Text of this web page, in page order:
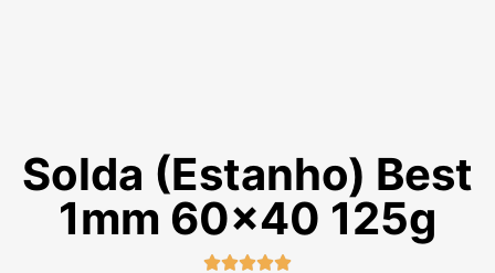
Solda (Estanho) Best
1mm 60×40 125g
